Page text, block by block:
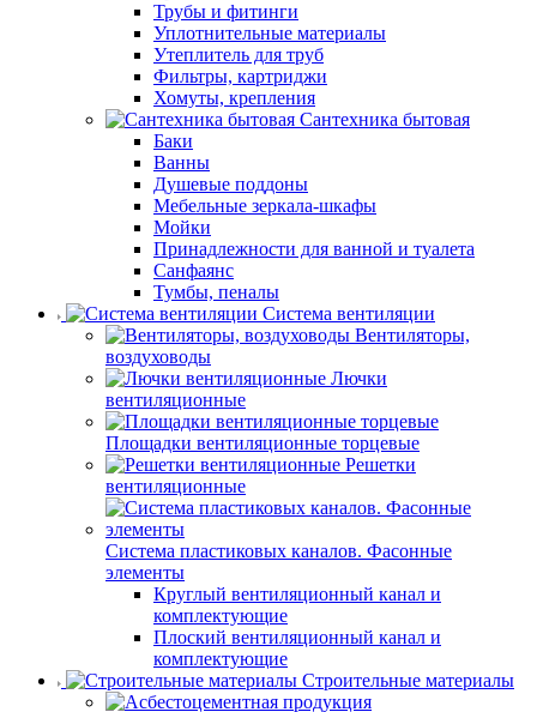
Трубы и фитинги
Уплотнительные материалы
Утеплитель для труб
Фильтры, картриджи
Хомуты, крепления
Сантехника бытовая
Баки
Ванны
Душевые поддоны
Мебельные зеркала-шкафы
Мойки
Принадлежности для ванной и туалета
Санфаянс
Тумбы, пеналы
Система вентиляции
Вентиляторы,
воздуховоды
Лючки
вентиляционные
Площадки вентиляционные торцевые
Решетки
вентиляционные
Система пластиковых каналов. Фасонные
элементы
Круглый вентиляционный канал и
комплектующие
Плоский вентиляционный канал и
комплектующие
Строительные материалы